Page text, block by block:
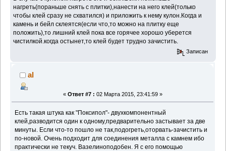
нагреть(пораньше снять с плитки),нанести на него клей(только
чтобы клей сразу не схватился) и приложить к нему кулон.Когда и
камень и бейл склеятся(если что,то можно на плитку еще
положить),то лишний клей пока все горячее хорошо уберется
чистилкой.когда остынет,то клей будет трудно зачистить.
Записан
al
« Ответ #7 : 02 Марта 2015, 23:41:59 »
Есть такая штука как "Поксипол"- двухкомпонентный
клей,разводится один к одному,предварительно застывает за две
минуты. Если что-то пошло не так,подогреть,оторвать-зачистить и
по-новой. Очень подходит для соединения металла с камнем ибо
практически не текуч. Вазелиноподобен. Я с его помощью